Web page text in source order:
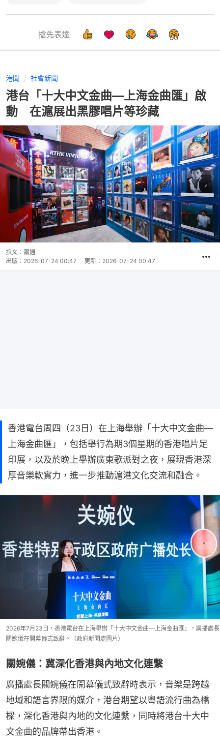
搶先表達
港聞 社會新聞
港台「十大中文金曲—上海金曲匯」啟
動 在滬展出黑膠唱片等珍藏
撰文： 蕭通
出版： 2026-07-24 00:47 更新： 2026-07-24 00:47
香港電台周四（23日）在上海舉辦「十大中文金曲—
上海金曲匯」，包括舉行為期3個星期的香港唱片足
印展，以及於晚上舉辦廣東歌派對之夜，展現香港深
厚音樂軟實力，進一步推動滬港文化交流和融合。
2026年7月23日，香港電台在上海舉辦「十大中文金曲—上海金曲匯」，廣播處長
關婉儀在開幕儀式致辭。（政府新聞處圖片）
關婉儀：冀深化香港與內地文化連繫
廣播處長關婉儀在開幕儀式致辭時表示，音樂是跨越
地域和語言界限的媒介，港台期望以粵語流行曲為橋
樑，深化香港與內地的文化連繫，同時將港台十大中
文金曲的品牌帶出香港。